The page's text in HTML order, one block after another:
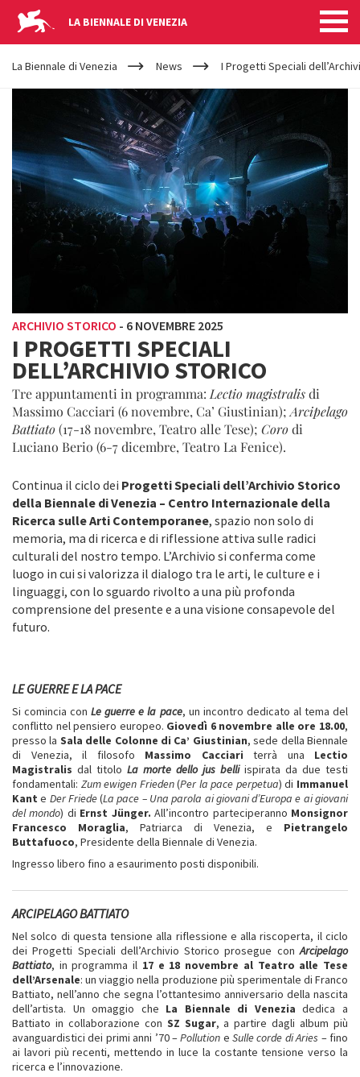
LA BIENNALE DI VENEZIA
YOUR
ARE
HERE
La Biennale di Venezia News I Progetti Speciali
ARCHIVIO STORICO - 6 NOVEMBRE 2025
I PROGETTI SPECIALI
DELL’ARCHIVIO STORICO
Tre appuntamenti in programma: Lectio magistralisdi
Massimo Cacciari (6 novembre, Ca’ Giustinian); Arcipelago
Battiato (17-18 novembre, Teatro alle Tese); Coro di
Luciano Berio (6-7 dicembre, Teatro La Fenice).
Continua il ciclo dei Progetti Speciali dell’Archivio Storico
della Biennale di Venezia – Centro Internazionale della
Ricerca sulle Arti Contemporanee, spazio non solo di
memoria, ma di ricerca e di riflessione attiva sulle radici
culturali del nostro tempo. L’Archivio si conferma come
luogo in cui si valorizza il dialogo tra le arti, le culture e i
linguaggi, con lo sguardo rivolto a una più profonda
comprensione del presente e a una visione consapevole del
futuro.
LE GUERRE E LA PACE
Si comincia conLe guerre e la pace, un incontro dedicato al tema del
conflitto nel pensiero europeo. Giovedì 6 novembre alle ore 18.00,
presso la Sala delle Colonne di Ca’ Giustinian, sede della Biennale
di Venezia, il filosofo Massimo Cacciari terrà una Lectio
Magistralis dal titolo La morte dello jus belliispirata da due testi
fondamentali: Zum ewigen Frieden(Per la pace perpetua) di Immanuel
Kant e Der Friede(La pace – Una parola ai giovani d’Europa e ai giovani
del mondo) di Ernst Jünger.All’incontro parteciperanno Monsignor
Francesco Moraglia, Patriarca di Venezia, e Pietrangelo
Buttafuoco, Presidente della Biennale di Venezia.
Ingresso libero fino a esaurimento posti disponibili.
ARCIPELAGO BATTIATO
Nel solco di questa tensione alla riflessione e alla riscoperta, il ciclo
dei Progetti Speciali dell’Archivio Storico prosegue conArcipelago
Battiato, in programma il 17 e 18 novembre al Teatro alle Tese
dell’Arsenale: un viaggio nella produzione più sperimentale di Franco
Battiato, nell’anno che segna l’ottantesimo anniversario della nascita
dell’artista. Un omaggio che La Biennale di Venezia dedica a
Battiato in collaborazione con SZ Sugar, a partire dagli album più
avanguardistici dei primi anni ’70 –Pollution eSulle corde di Aries – fino
ai lavori più recenti, mettendo in luce la costante tensione verso la
ricerca e l’innovazione.